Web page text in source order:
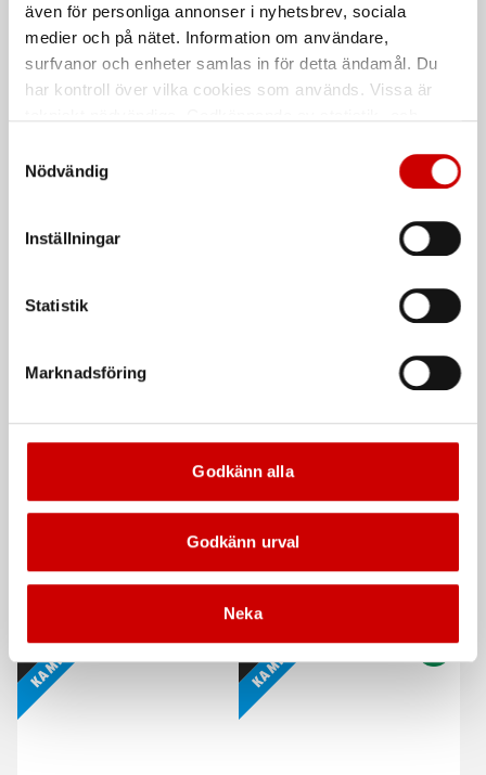
även för personliga annonser i nyhetsbrev, sociala
medier och på nätet. Information om användare,
surfvanor och enheter samlas in för detta ändamål. Du
har kontroll över vilka cookies som används. Vissa är
länder utanför EU med olika dataskyddsnormer. Genom
att godkänna samtycker du till sådana överföringar. Läs
Nödvändig
Inställningar
Statistik
Marknadsföring
Godkänn alla
Godkänn urval
Neka
Alternerande tandning (AT), 250-
Cirkelsågklinga trä 190
Alternerande tandning (AT)
De som köpte, köpte även
Kampanj
Kampanj Kampanj